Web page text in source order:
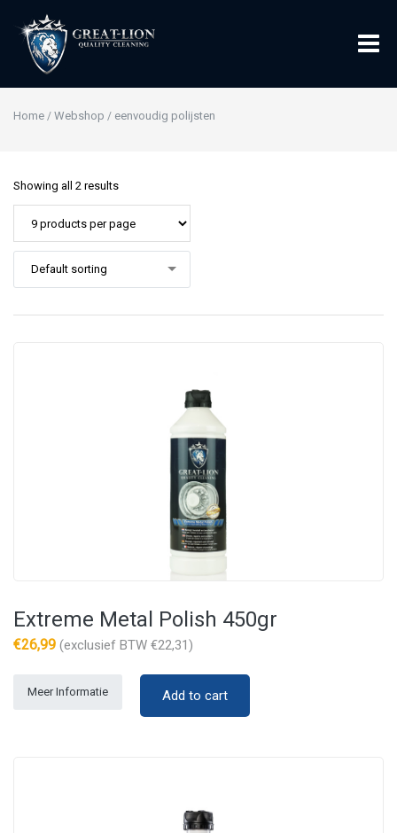
Home / Webshop / eenvoudig polijsten
Showing all 2 results
Default sorting
Extreme Metal Polish 450gr
€26,99 (exclusief BTW €22,31)
Add to cart
Meer Informatie